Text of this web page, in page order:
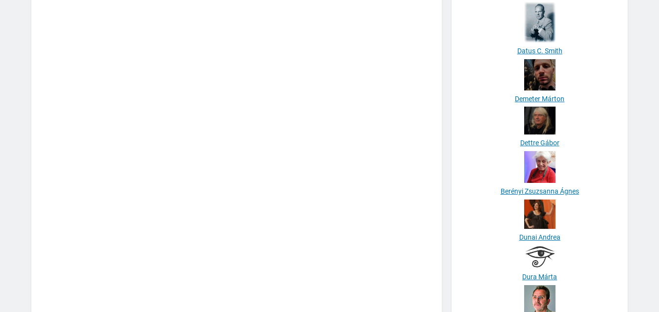
Datus C. Smith
Demeter Márton
Dettre Gábor
Berényi Zsuzsanna Ágnes
Dunai Andrea
Dura Márta